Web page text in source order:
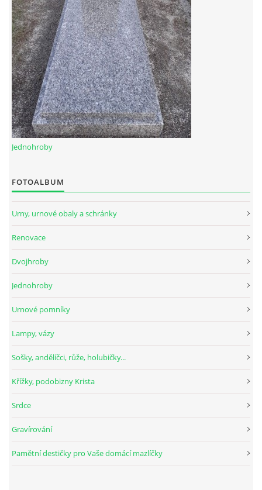
Jednohroby
FOTOALBUM
Urny, urnové obaly a schránky
Renovace
Dvojhroby
Jednohroby
Urnové pomníky
Lampy, vázy
Sošky, andělíčci, růže, holubičky...
Křížky, podobizny Krista
Srdce
Gravírování
Pamětní destičky pro Vaše domácí mazlíčky